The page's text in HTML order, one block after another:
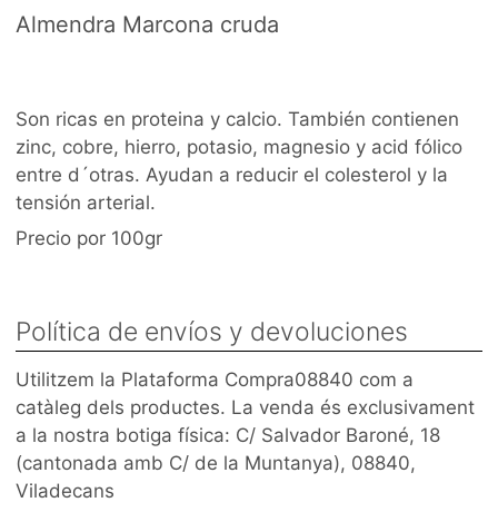
Almendra Marcona cruda
Son ricas en proteina y calcio. También contienen
zinc, cobre, hierro, potasio, magnesio y acid fólico
entre d´otras. Ayudan a reducir el colesterol y la
tensión arterial.
Precio por 100gr
Política de envíos y devoluciones
Utilitzem la Plataforma Compra08840 com a
catàleg dels productes. La venda és exclusivament
a la nostra botiga física: C/ Salvador Baroné, 18
(cantonada amb C/ de la Muntanya), 08840,
Viladecans